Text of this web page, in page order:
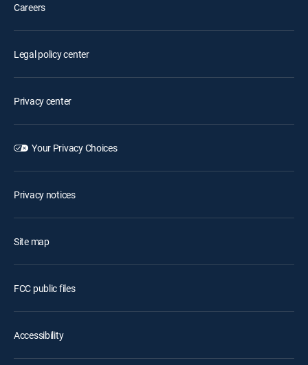
Careers
Legal policy center
Privacy center
Your Privacy Choices
Privacy notices
Site map
FCC public files
Accessibility